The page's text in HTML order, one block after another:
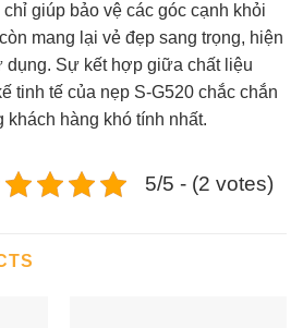
giúp bảo vệ các góc cạnh khỏi
mang lại vẻ đẹp sang trọng, hiện
dụng. Sự kết hợp giữa chất liệu
tinh tế của nẹp S-G520 chắc chắn
hàng khó tính nhất.
5/5 - (2 votes)